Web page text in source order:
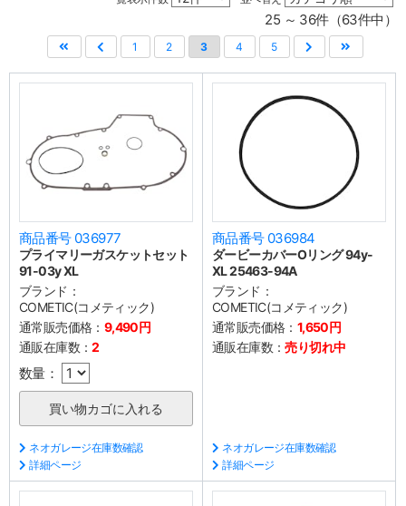
25 ～ 36件（63件中）
1 2 3 4 5
商品番号 036977
プライマリーガスケットセット
91-03y XL
ブランド：
COMETIC(コメティック)
通常販売価格： 9,490円
通販在庫数：2
数量：
ネオガレージ在庫数確認
詳細ページ
商品番号 036984
ダービーカバーOリング 94y-
XL 25463-94A
ブランド：
COMETIC(コメティック)
通常販売価格： 1,650円
通販在庫数：売り切れ中
ネオガレージ在庫数確認
詳細ページ